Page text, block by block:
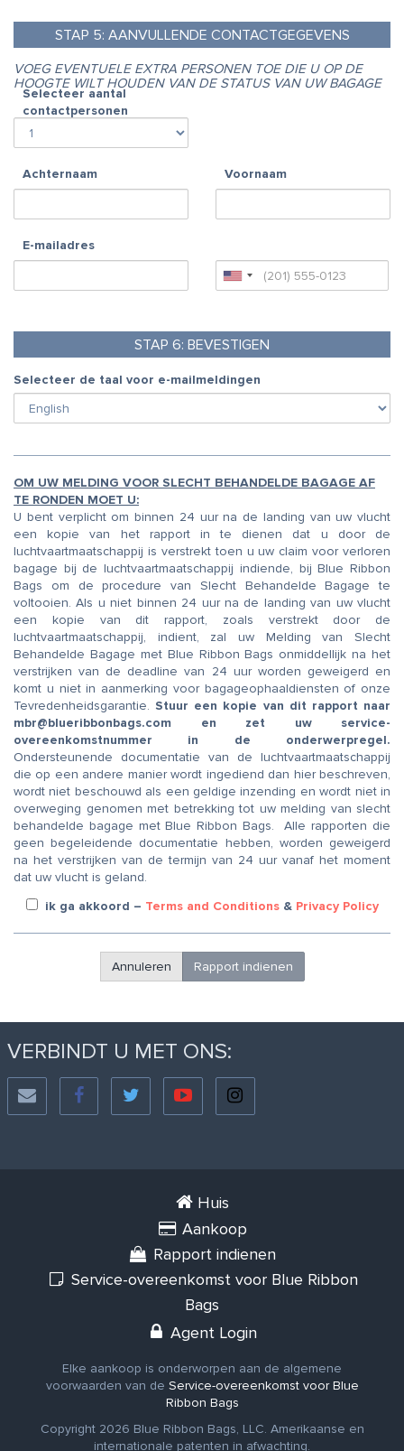
STAP 5: AANVULLENDE CONTACTGEGEVENS
VOEG EVENTUELE EXTRA PERSONEN TOE DIE U OP DE
HOOGTE WILT HOUDEN VAN DE STATUS VAN UW BAGAGE
Selecteer aantal
contactpersonen
Achternaam Voornaam
E-mailadres
STAP 6: BEVESTIGEN
Selecteer de taal voor e-mailmeldingen
OM UW MELDING VOOR SLECHT BEHANDELDE BAGAGE AF
TE RONDEN MOET U:
U bent verplicht om binnen 24 uur na de landing van uw vlucht
een kopie van het rapport in te dienen dat u door de
luchtvaartmaatschappij is verstrekt toen u uw claim voor verloren
bagage bij de luchtvaartmaatschappij indiende, bij Blue Ribbon
Bags om de procedure van Slecht Behandelde Bagage te
voltooien. Als u niet binnen 24 uur na de landing van uw vlucht
een kopie van dit rapport, zoals verstrekt door de
luchtvaartmaatschappij, indient, zal uw Melding van Slecht
Behandelde Bagage met Blue Ribbon Bags onmiddellijk na het
verstrijken van de deadline van 24 uur worden geweigerd en
komt u niet in aanmerking voor bagageophaaldiensten of onze
Tevredenheidsgarantie. Stuur een kopie van dit rapport naar
mbr@blueribbonbags.com en zet uw service-
overeenkomstnummer in de onderwerpregel.
Ondersteunende documentatie van de luchtvaartmaatschappij
die op een andere manier wordt ingediend dan hier beschreven,
wordt niet beschouwd als een geldige inzending en wordt niet in
overweging genomen met betrekking tot uw melding van slecht
behandelde bagage met Blue Ribbon Bags. Alle rapporten die
geen begeleidende documentatie hebben, worden geweigerd
na het verstrijken van de termijn van 24 uur vanaf het moment
dat uw vlucht is geland.
ik ga akkoord – Terms and Conditions& Privacy Policy
Annuleren Rapport indienen
VERBINDT U MET ONS:
Huis
Aankoop
Rapport indienen
Service-overeenkomst voor Blue Ribbon
Bags
Agent Login
Elke aankoop is onderworpen aan de algemene
voorwaarden van de Service-overeenkomst voor Blue
Ribbon Bags
Copyright 2026 Blue Ribbon Bags, LLC. Amerikaanse en
internationale patenten in afwachting.